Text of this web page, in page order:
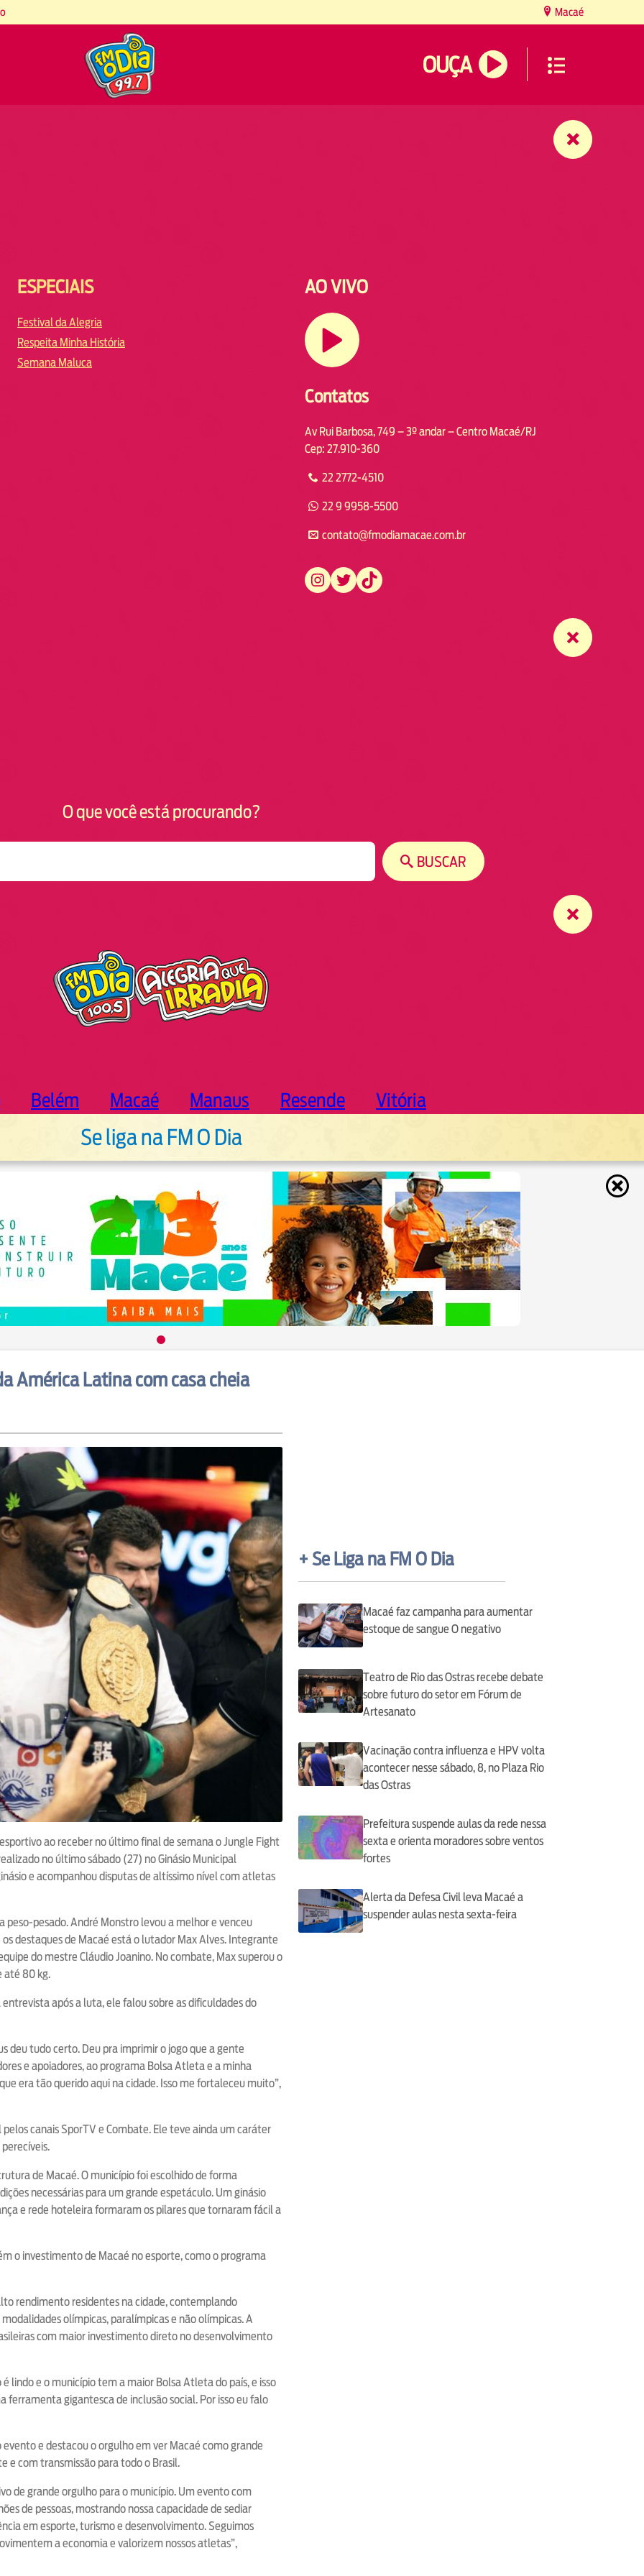
Macaé
OUÇA
ESPECIAIS
Festival da Alegria
Respeita Minha História
Semana Maluca
AO VIVO
Contatos
Av Rui Barbosa, 749 – 3º andar – Centro Macaé/RJ
Cep: 27.910-360
22 2772-4510
22 9 9958-5500
contato@fmodiamacae.com.br
https://www.instagram.com/fmodia.macae/ https://twitter.com/fmodia.macae/ https://www.tiktok.com/@fmodia.macae
O que você está procurando?
BUSCAR
Belém Macaé Manaus Resende Vitória
Se liga na FM O Dia
América Latina com casa cheia
ao receber no último final de semana o Jungle Fight
no último sábado (27) no Ginásio Municipal
e acompanhou disputas de altíssimo nível com atletas
pesado. André Monstro levou a melhor e venceu
destaques de Macaé está o lutador Max Alves. Integrante
do mestre Cláudio Joanino. No combate, Max superou o
até 80 kg.
após a luta, ele falou sobre as dificuldades do
deu tudo certo. Deu pra imprimir o jogo que a gente
e apoiadores, ao programa Bolsa Atleta e a minha
era tão querido aqui na cidade. Isso me fortaleceu muito”,
canais SporTV e Combate. Ele teve ainda um caráter
de Macaé. O município foi escolhido de forma
necessárias para um grande espetáculo. Um ginásio
e rede hoteleira formaram os pilares que tornaram fácil a
o investimento de Macaé no esporte, como o programa
rendimento residentes na cidade, contemplando
olímpicas, paralímpicas e não olímpicas. A
com maior investimento direto no desenvolvimento
lindo e o município tem a maior Bolsa Atleta do país, e isso
gigantesca de inclusão social. Por isso eu falo
e destacou o orgulho em ver Macaé como grande
e com transmissão para todo o Brasil.
de grande orgulho para o município. Um evento com
de pessoas, mostrando nossa capacidade de sediar
em esporte, turismo e desenvolvimento. Seguimos
a economia e valorizem nossos atletas”,
+ Se Liga na FM O Dia
Macaé faz campanha para aumentar
estoque de sangue O negativo
Teatro de Rio das Ostras recebe debate
sobre futuro do setor em Fórum de
Artesanato
Vacinação contra influenza e HPV volta
acontecer nesse sábado, 8, no Plaza Rio
das Ostras
Prefeitura suspende aulas da rede nessa
sexta e orienta moradores sobre ventos
fortes
Alerta da Defesa Civil leva Macaé a
suspender aulas nesta sexta-feira